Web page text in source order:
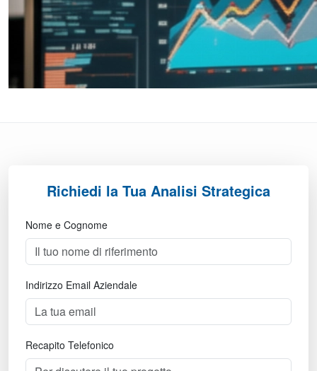
Richiedi la Tua Analisi Strategica
Nome e Cognome
Indirizzo Email Aziendale
Recapito Telefonico